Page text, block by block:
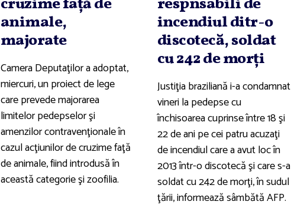
animale,
majorate
Camera Deputaţilor a adoptat,
miercuri, un proiect de lege
care prevede majorarea
limitelor pedepselor şi
amenzilor contravenţionale în
cazul acţiunilor de cruzime faţă
de animale, fiind introdusă în
această categorie şi zoofilia.
incendiul ditr-o
discotecă, soldat
cu 242 de morţi
Justiţia braziliană i-a condamnat
vineri la pedepse cu
închisoarea cuprinse între 18 şi
22 de ani pe cei patru acuzaţi
de incendiul care a avut loc în
2013 într-o discotecă şi care s-a
soldat cu 242 de morţi, în sudul
ţării, informează sâmbătă AFP.